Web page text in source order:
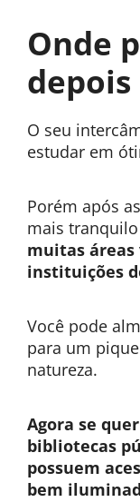
Onde
depois
O seu
estudar em
Porém após
mais
muitas áreas
instituições
Você pode
para um
natureza.
Agora se
bibliotecas
possuem
bem